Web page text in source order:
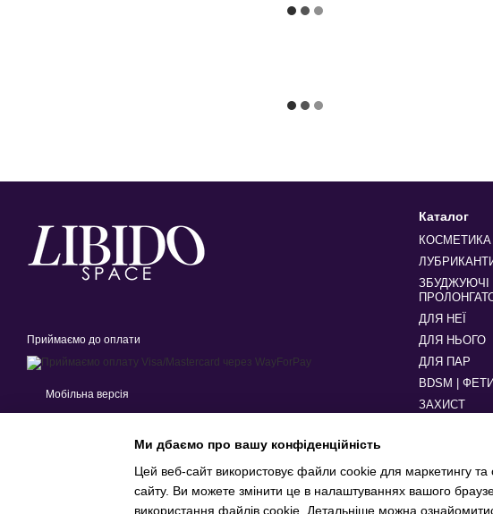
Приймаємо до оплати
Мобільна версія
Каталог
КОСМЕТИКА
ЗБУДЖУЮЧІ
ДЛЯ НЕЇ
ДЛЯ НЬОГО
ДЛЯ ПАР
BDSM |
ЗАХИСТ
Ми дбаємо про вашу конфіденційність
Цей веб-сайт використовує файли cookie для маркетингу та
сайту. Ви можете змінити це в налаштуваннях вашого
використання файлів cookie. Детальніше можна